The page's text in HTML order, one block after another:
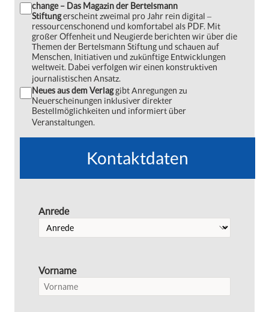
change – Das Magazin der Bertelsmann
Stiftungerscheint zweimal pro Jahr rein digital ‒
ressourcenschonend und komfortabel als PDF. Mit
großer Offenheit und Neugierde berichten wir über die
Themen der Bertelsmann Stiftung und schauen auf
Menschen, Initiativen und zukünftige Entwicklungen
weltweit. Dabei verfolgen wir einen konstruktiven
journalistischen Ansatz.
Neues aus dem Verlaggibt Anregungen zu
Neuerscheinungen inklusiver direkter
Bestellmöglichkeiten und informiert über
Veranstaltungen.
Kontaktdaten
Anrede
Vorname